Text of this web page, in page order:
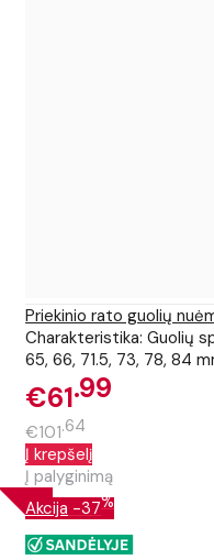
Priekinio rato guolių
Charakteristika: Guolių
65, 66, 71.5, 73, 78, 84
€61 99
€101 64
Į krepšelį
Į palyginimą
Akcija -37%